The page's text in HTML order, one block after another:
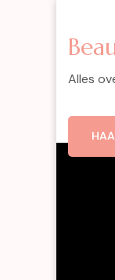
Alles